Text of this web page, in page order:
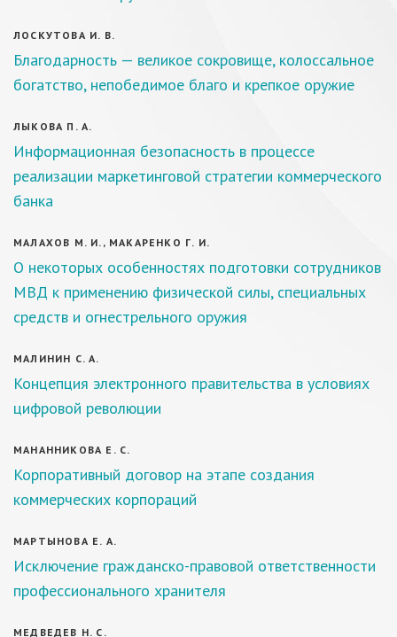
ЛОСКУТОВА И. В.
Благодарность — великое сокровище, колоссальное
богатство, непобедимое благо и крепкое оружие
ЛЫКОВА П. А.
Информационная безопасность в процессе
реализации маркетинговой стратегии коммерческого
банка
МАЛАХОВ М. И., МАКАРЕНКО Г. И.
О некоторых особенностях подготовки сотрудников
МВД к применению физической силы, специальных
средств и огнестрельного оружия
МАЛИНИН С. А.
Концепция электронного правительства в условиях
цифровой революции
МАНАННИКОВА Е. С.
Корпоративный договор на этапе создания
коммерческих корпораций
МАРТЫНОВА Е. А.
Исключение гражданско-правовой ответственности
профессионального хранителя
МЕДВЕДЕВ Н. С.